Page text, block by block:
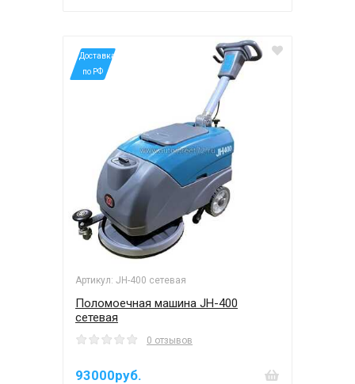
*Доставка
по РФ
Артикул: JH-400 сетевая
Поломоечная машина JH-400
сетевая
0 отзывов
93000руб.